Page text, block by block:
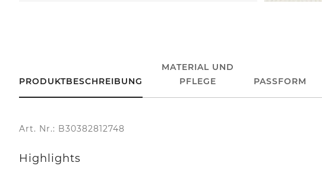
PRODUKTBESCHREIBUNG
MATERIAL UND
PFLEGE
PASSFORM
Art. Nr.: B30382812748
Highlights